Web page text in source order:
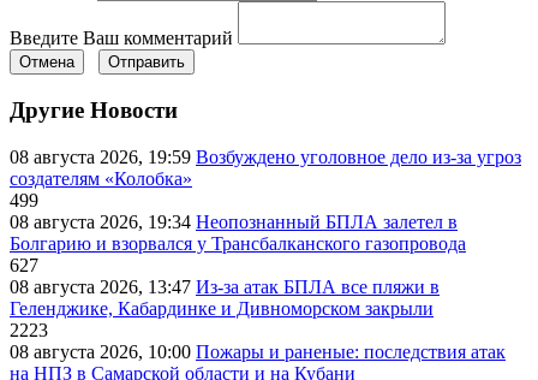
Введите Ваш комментарий
Отмена Отправить
Другие Новости
08 августа 2026, 19:59 Возбуждено уголовное дело из-за угроз
создателям «Колобка»
499
08 августа 2026, 19:34 Неопознанный БПЛА залетел в
Болгарию и взорвался у Трансбалканского газопровода
627
08 августа 2026, 13:47 Из-за атак БПЛА все пляжи в
Геленджике, Кабардинке и Дивноморском закрыли
2223
08 августа 2026, 10:00 Пожары и раненые: последствия атак
на НПЗ в Самарской области и на Кубани